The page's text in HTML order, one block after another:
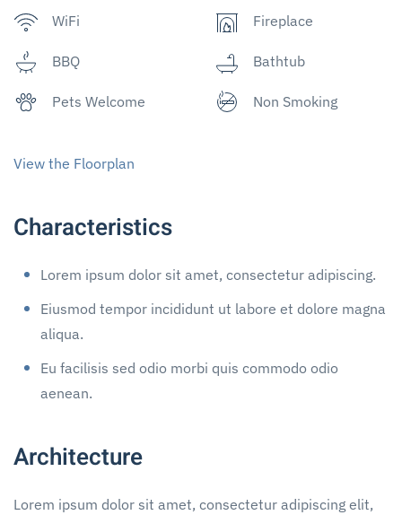
WiFi Fireplace
BBQ Bathtub
Pets Welcome Non Smoking
View the Floorplan
Characteristics
Lorem ipsum dolor sit amet, consectetur adipiscing.
Eiusmod tempor incididunt ut labore et dolore magna
aliqua.
Eu facilisis sed odio morbi quis commodo odio
aenean.
Architecture
Lorem ipsum dolor sit amet, consectetur adipiscing elit,